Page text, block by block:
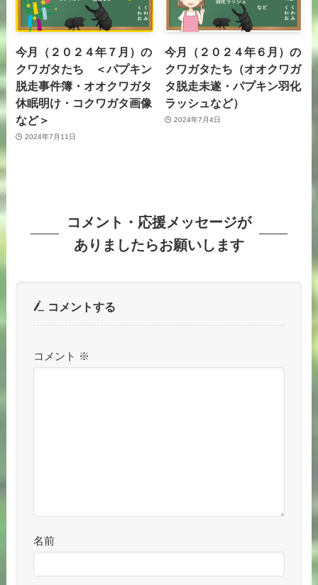
今月（２０２４年７月）の
クワガタたち ＜パプキン
脱走事件簿・オオクワガタ
休眠明け・コクワガタ画像
など＞
2024年7月11日
今月（２０２４年６月）の
クワガタたち（オオクワガ
タ脱走未遂・パプキン羽化
ラッシュなど）
2024年7月4日
コメント・応援メッセージが
ありましたらお願いします
コメントする
コメント ※
名前